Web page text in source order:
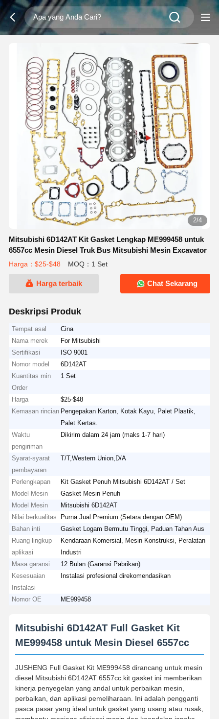
2/4
Mitsubishi 6D142AT Kit Gasket Lengkap ME999458 untuk
6557cc Mesin Diesel Truk Bus Mitsubishi Mesin Excavator
Harga：$25-$48 MOQ：1 Set
Harga terbaik Chat Sekarang
Deskripsi Produk
Tempat asal
Cina
Nama merek
For Mitsubishi
Sertifikasi
ISO 9001
Nomor model
6D142AT
Kuantitas min
Order
1 Set
Harga
$25-$48
Kemasan rincian Pengepakan Karton, Kotak Kayu, Palet Plastik,
Palet Kertas.
Waktu
pengiriman
Dikirim dalam 24 jam (maks 1-7 hari)
Syarat-syarat
pembayaran
T/T,Western Union,D/A
Perlengkapan
Model Mesin
Kit Gasket Penuh Mitsubishi 6D142AT / Set
Gasket Mesin Penuh
Model Mesin
Mitsubishi 6D142AT
Nilai berkualitas
Purna Jual Premium (Setara dengan OEM)
Bahan inti
Gasket Logam Bermutu Tinggi, Paduan Tahan Aus
Ruang lingkup
aplikasi
Kendaraan Komersial, Mesin Konstruksi, Peralatan
Industri
Masa garansi
12 Bulan (Garansi Pabrikan)
Kesesuaian
Instalasi
Instalasi profesional direkomendasikan
Nomor OE ME999458
Mitsubishi 6D142AT Full Gasket Kit
ME999458 untuk Mesin Diesel 6557cc
JUSHENG Full Gasket Kit ME999458 dirancang untuk mesin
diesel Mitsubishi 6D142AT 6557cc.kit gasket ini memberikan
kinerja penyegelan yang andal untuk perbaikan mesin,
perbaikan, dan aplikasi pemeliharaan. Ini adalah pengganti
pasca pasar yang ideal untuk gasket yang usang atau rusak,